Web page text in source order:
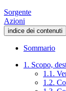
Sorgente
Azioni
indice dei contenuti
Sommario
1. Scopo,
1.1.
1.2.